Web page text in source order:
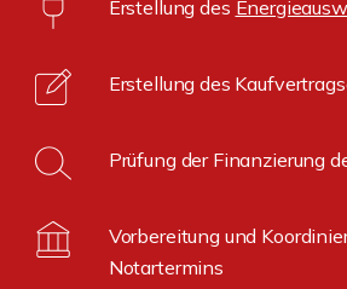
Erstellung des
Erstellung des
Prüfung der Finanzierung
Vorbereitung und
Notartermins